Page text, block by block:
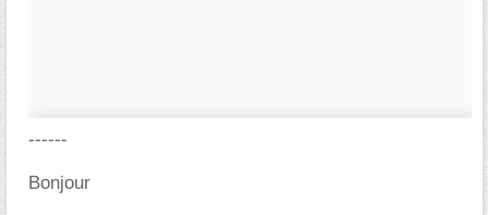
------
Bonjour